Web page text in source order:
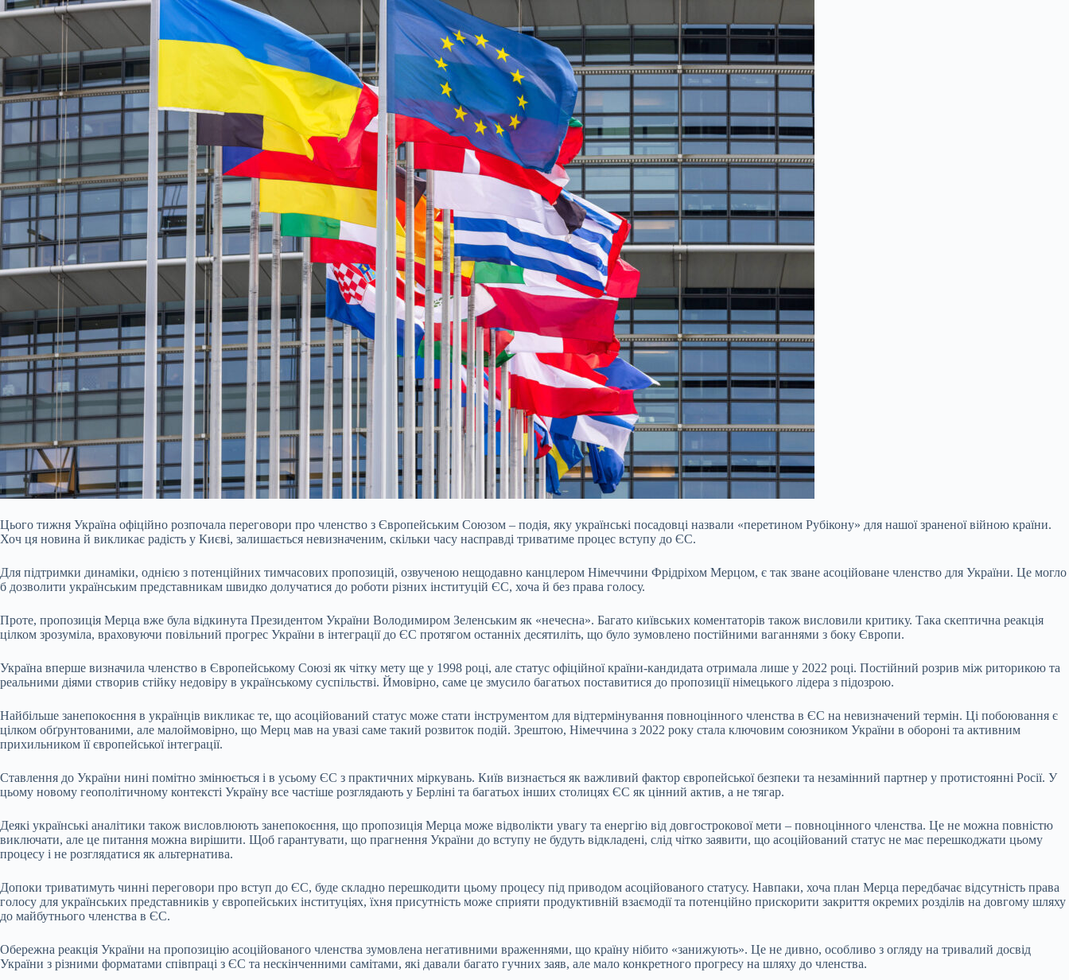
Цього тижня Україна офіційно розпочала переговори про членство з Європейським Союзом – подія, яку українські посадовці назвали «перетином Рубікону» для нашої зраненої війною країни.
Хоч ця новина й викликає радість у Києві, залишається невизначеним, скільки часу насправді триватиме процес вступу до ЄС.
Для підтримки динаміки, однією з потенційних тимчасових пропозицій, озвученою нещодавно канцлером Німеччини Фрідріхом Мерцом, є так зване асоційоване членство для України. Це могло
б дозволити українським представникам швидко долучатися до роботи різних інституцій ЄС, хоча й без права голосу.
Проте, пропозиція Мерца вже була відкинута Президентом України Володимиром Зеленським як «нечесна». Багато київських коментаторів також висловили критику. Така скептична реакція
цілком зрозуміла, враховуючи повільний прогрес України в інтеграції до ЄС протягом останніх десятиліть, що було зумовлено постійними ваганнями з боку Європи.
Україна вперше визначила членство в Європейському Союзі як чітку мету ще у 1998 році, але статус офіційної країни-кандидата отримала лише у 2022 році. Постійний розрив між риторикою та
реальними діями створив стійку недовіру в українському суспільстві. Ймовірно, саме це змусило багатьох поставитися до пропозиції німецького лідера з підозрою.
Найбільше занепокоєння в українців викликає те, що асоційований статус може стати інструментом для відтермінування повноцінного членства в ЄС на невизначений термін. Ці побоювання є
цілком обґрунтованими, але малоймовірно, що Мерц мав на увазі саме такий розвиток подій. Зрештою, Німеччина з 2022 року стала ключовим союзником України в обороні та активним
прихильником її європейської інтеграції.
Ставлення до України нині помітно змінюється і в усьому ЄС з практичних міркувань. Київ визнається як важливий фактор європейської безпеки та незамінний партнер у протистоянні Росії. У
цьому новому геополітичному контексті Україну все частіше розглядають у Берліні та багатьох інших столицях ЄС як цінний актив, а не тягар.
Деякі українські аналітики також висловлюють занепокоєння, що пропозиція Мерца може відволікти увагу та енергію від довгострокової мети – повноцінного членства. Це не можна повністю
виключати, але це питання можна вирішити. Щоб гарантувати, що прагнення України до вступу не будуть відкладені, слід чітко заявити, що асоційований статус не має перешкоджати цьому
процесу і не розглядатися як альтернатива.
Допоки триватимуть чинні переговори про вступ до ЄС, буде складно перешкодити цьому процесу під приводом асоційованого статусу. Навпаки, хоча план Мерца передбачає відсутність права
голосу для українських представників у європейських інституціях, їхня присутність може сприяти продуктивній взаємодії та потенційно прискорити закриття окремих розділів на довгому шляху
до майбутнього членства в ЄС.
Обережна реакція України на пропозицію асоційованого членства зумовлена негативними враженнями, що країну нібито «занижують». Це не дивно, особливо з огляду на тривалий досвід
України з різними форматами співпраці з ЄС та нескінченними самітами, які давали багато гучних заяв, але мало конкретного прогресу на шляху до членства.